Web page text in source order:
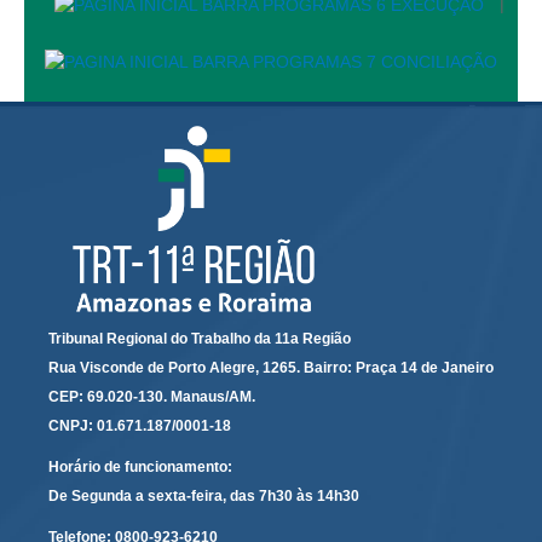
Calendário das Correições
Contas abertas em nome dos beneficiários
Diários Eletrônicos
e-Doc
Espaço do Servidor
Guias de recolhimento
Mapa do site
META 9 do CNJ
Tribunal Regional do Trabalho da 11a Região
Rua Visconde de Porto Alegre, 1265. Bairro: Praça 14 de Janeiro
CEP: 69.020-130. Manaus/AM.
CNPJ: 01.671.187/0001-18
Horário de funcionamento:
De Segunda a sexta-feira, das 7h30 às 14h30
Telefone: 0800-923-6210